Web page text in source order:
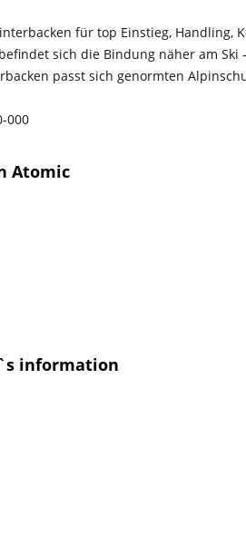
für top Einstieg, Handling,
sich die Bindung näher am Ski
passt sich genormten
000
Atomic
information